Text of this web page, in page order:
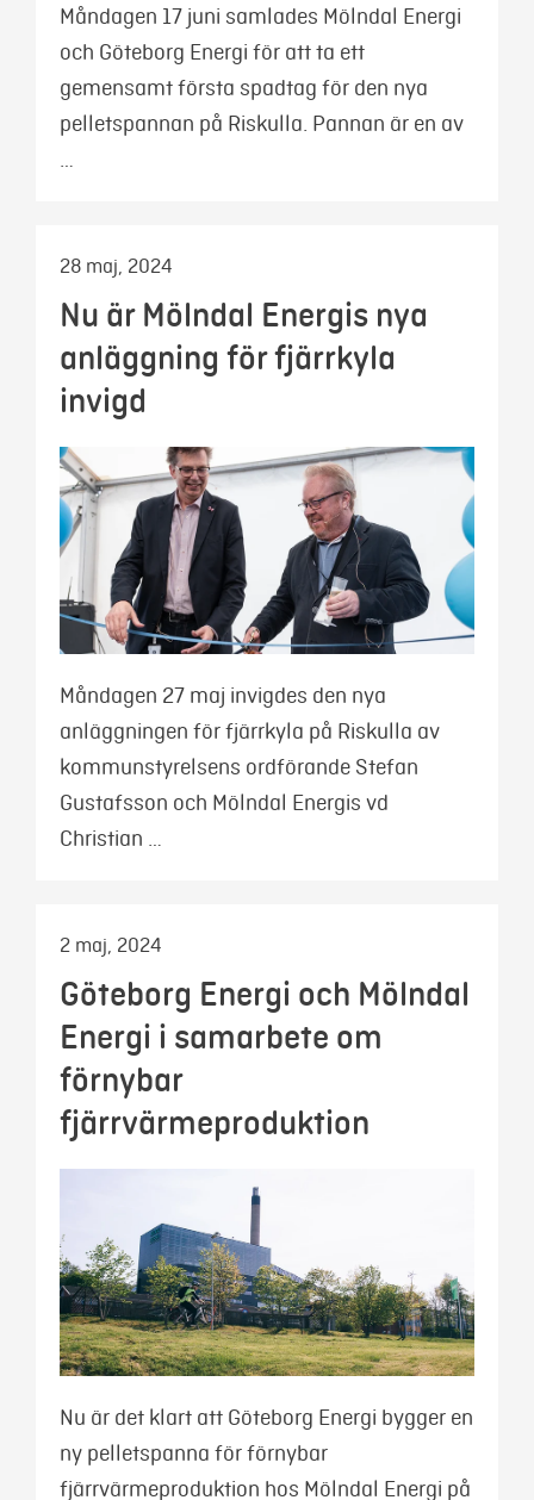
Måndagen 17 juni samlades Mölndal Energi
och Göteborg Energi för att ta ett
gemensamt första spadtag för den nya
pelletspannan på Riskulla. Pannan är en av
…
28 maj, 2024
Nu är Mölndal Energis nya
anläggning för fjärrkyla
invigd
Måndagen 27 maj invigdes den nya
anläggningen för fjärrkyla på Riskulla av
kommunstyrelsens ordförande Stefan
Gustafsson och Mölndal Energis vd
Christian …
2 maj, 2024
Göteborg Energi och Mölndal
Energi i samarbete om
förnybar
fjärrvärmeproduktion
Nu är det klart att Göteborg Energi bygger en
ny pelletspanna för förnybar
fjärrvärmeproduktion hos Mölndal Energi på